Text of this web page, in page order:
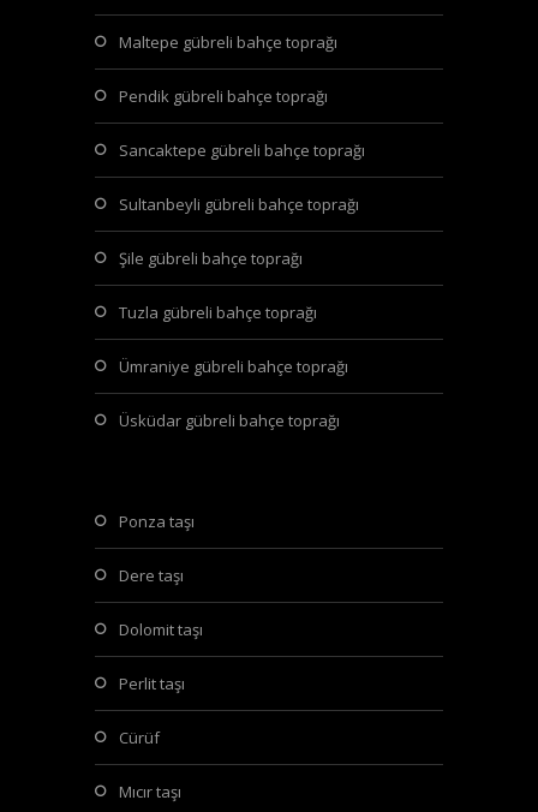
maltepe gübreli bahçe toprağı
pendik gübreli bahçe toprağı
sancaktepe gübreli bahçe toprağı
sultanbeyli gübreli bahçe toprağı
şile gübreli bahçe toprağı
tuzla gübreli bahçe toprağı
ümraniye gübreli bahçe toprağı
üsküdar gübreli bahçe toprağı
ponza taşı
dere taşı
dolomit taşı
perlit taşı
cürüf
mıcır taşı